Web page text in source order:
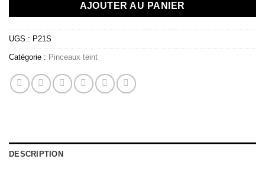
AJOUTER AU PANIER
UGS : P21S
Catégorie : Pinceaux teint
DESCRIPTION